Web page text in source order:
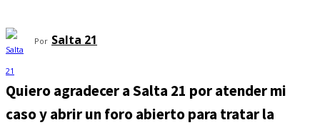
Por Salta 21
Quiero agradecer a Salta 21 por atender mi
caso y abrir un foro abierto para tratar la